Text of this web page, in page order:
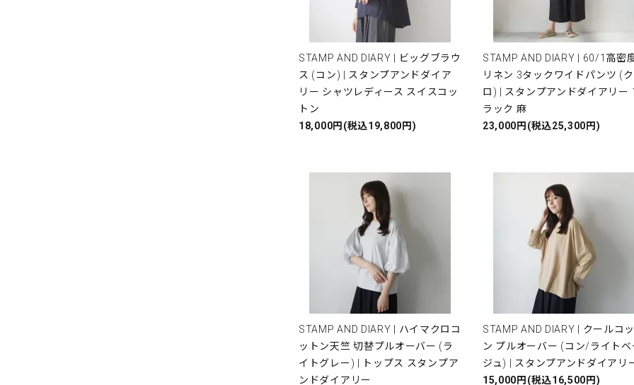
STAMP AND DIARY | ビッグブラウ
ス (コン) | スタンプアンドダイア
リー シャツレディース スイスコッ
トン
18,000円(税込19,800円)
STAMP AND DIARY | 60/1高密
リネン 3タックワイドパンツ (ク
ロ) | スタンプアンドダイアリー
ラック 麻
23,000円(税込25,300円)
STAMP AND DIARY | ハイマクロコ
ットン天竺 切替プルオーバー (ラ
イトグレー) | トップス スタンプア
ンドダイアリー
STAMP AND DIARY | クールコ
ン プルオーバー (コン/ライトベ
ジュ) | スタンプアンドダイアリ
15,000円(税込16,500円)